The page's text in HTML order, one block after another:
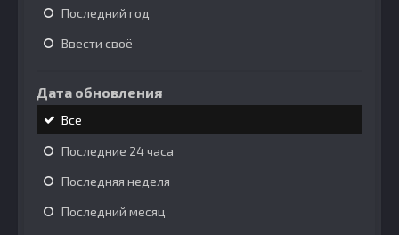
Последний год
Ввести своё
Дата обновления
Все
Последние 24 часа
Последняя неделя
Последний месяц